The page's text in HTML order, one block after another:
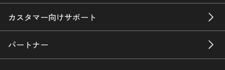
カスタマー向けサポート
パートナー